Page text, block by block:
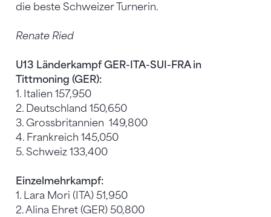
die beste Schweizer Turnerin.
Renate Ried
U13 Länderkampf GER-ITA-SUI-FRA in
Tittmoning (GER):
1. Italien 157,950
2. Deutschland 150,650
3. Grossbritannien 149,800
4. Frankreich 145,050
5. Schweiz 133,400
Einzelmehrkampf:
1. Lara Mori (ITA) 51,950
2. Alina Ehret (GER) 50,800